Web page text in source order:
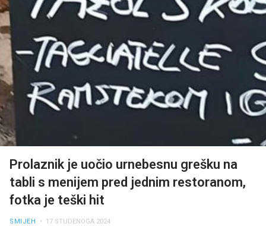
Prolaznik je uočio urnebesnu grešku na
tabli s menijem pred jednim restoranom,
fotka je teški hit
SMIJEH • 17 STUDENOGA 2024